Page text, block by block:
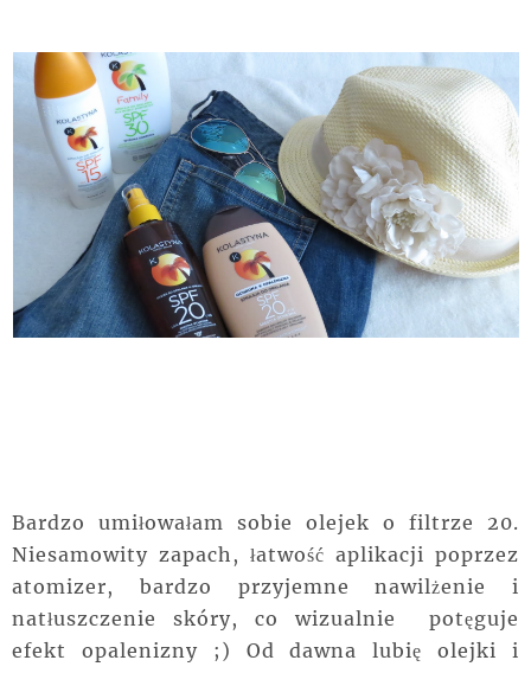
Bardzo umiłowałam sobie olejek o filtrze 20.
Niesamowity zapach, łatwość aplikacji poprzez
atomizer, bardzo przyjemne nawilżenie i
natłuszczenie skóry, co wizualnie potęguje
efekt opalenizny ;) Od dawna lubię olejki i